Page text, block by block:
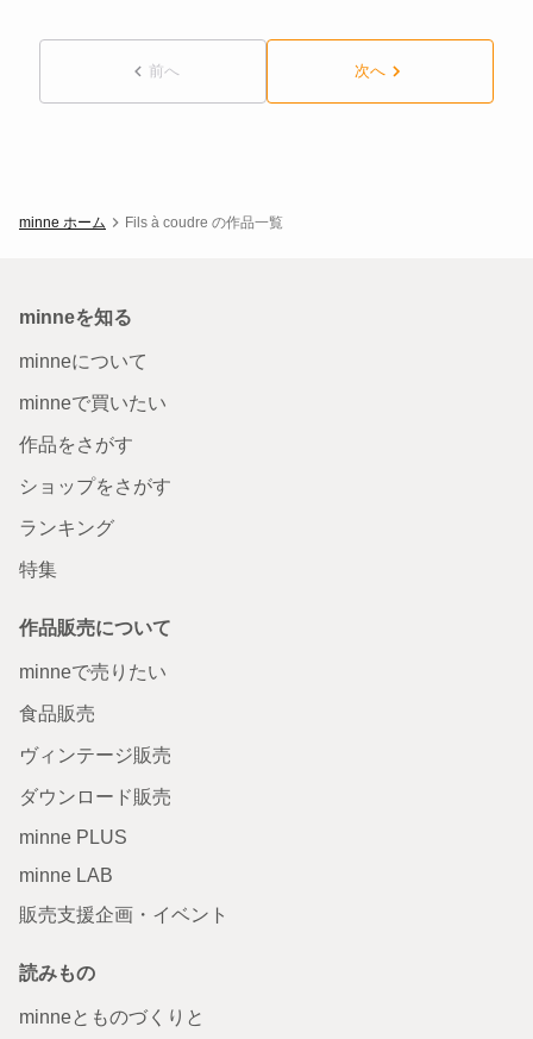
前へ 次へ
minne ホーム Fils à coudre の作品一覧
minneを知る
minneについて
minneで買いたい
作品をさがす
ショップをさがす
ランキング
特集
作品販売について
minneで売りたい
食品販売
ヴィンテージ販売
ダウンロード販売
minne PLUS
minne LAB
販売支援企画・イベント
読みもの
minneとものづくりと